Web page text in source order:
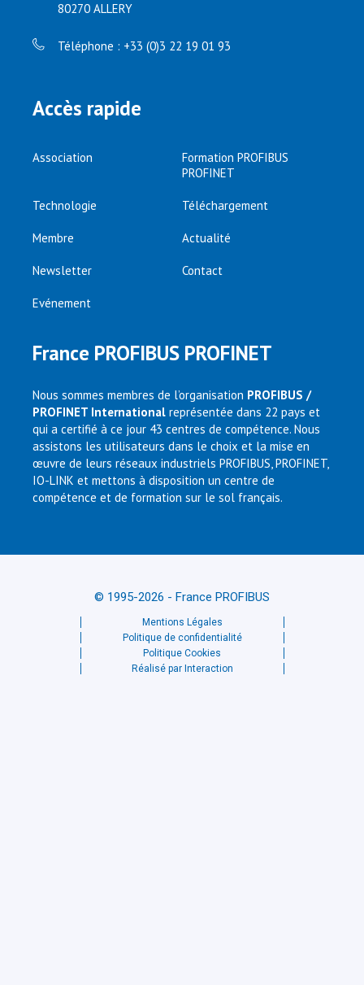
80270 ALLERY
Téléphone : +33 (0)3 22 19 01 93
Accès rapide
Association
Formation PROFIBUS
PROFINET
Technologie Téléchargement
Membre Actualité
Newsletter Contact
Evénement
France PROFIBUS PROFINET
Nous sommes membres de l’organisation PROFIBUS /
PROFINET International représentée dans 22 pays et
qui a certifié à ce jour 43 centres de compétence. Nous
assistons les utilisateurs dans le choix et la mise en
œuvre de leurs réseaux industriels PROFIBUS, PROFINET,
IO-LINK et mettons à disposition un centre de
compétence et de formation sur le sol français.
© 1995-2026 - France PROFIBUS
Mentions Légales
Politique de confidentialité
Politique Cookies
Réalisé par Interaction